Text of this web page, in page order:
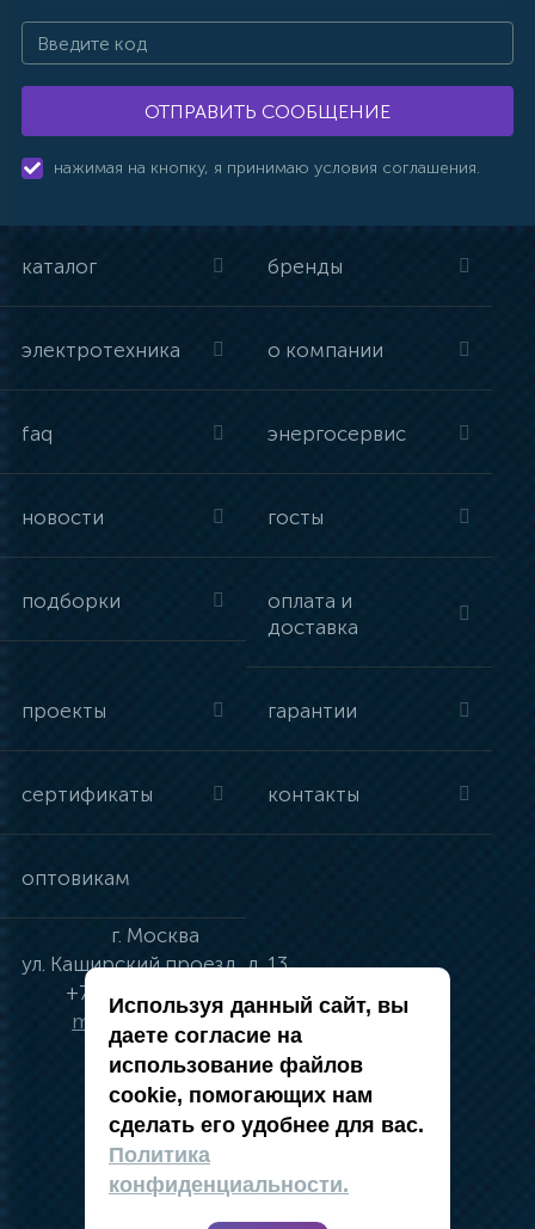
ОТПРАВИТЬ СООБЩЕНИЕ
нажимая на кнопку, я принимаю условия соглашения.
каталог бренды
электротехника о компании
faq энергосервис
новости госты
подборки
оплата и
доставка
проекты гарантии
сертификаты контакты
оптовикам
г. Москва
ул. Каширский проезд, д. 13
+7 (495) 134-41-83
moskva@vincci.ru
политика в отношении обработки
персональных данных
публичная оферта
карта сайта
Используя данный сайт, вы
даете согласие на
использование файлов
cookie, помогающих нам
сделать его удобнее для вас.
Политика
конфиденциальности.